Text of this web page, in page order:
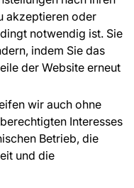
akzeptieren oder
notwendig ist. Sie
indem Sie das
der Website erneut
wir auch ohne
Interesses
Betrieb, die
und die